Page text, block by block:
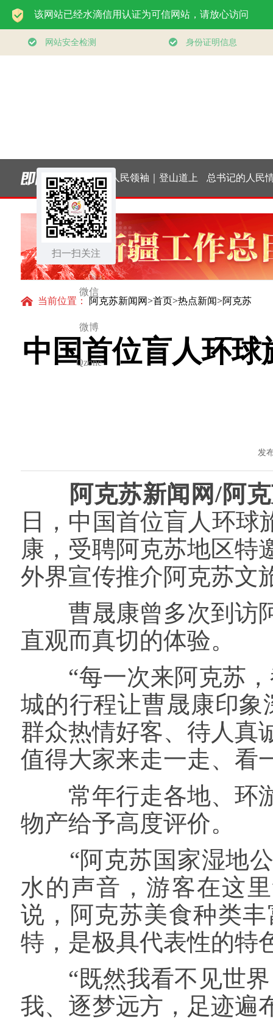
扫一扫关注
微信
微博
Qzone
学习新语｜乐享全民
健身 共筑健康中国
人民领袖｜登山道上
的办公会
总书记的人民情怀
｜“让内需成为经济
发展的主动力”
当前位置： 阿克苏新闻网>首页>热点新闻>阿克苏
中国首位盲人环
发
阿克苏新闻网/阿克
日，中国首位盲人环球
康，受聘阿克苏地区特
外界宣传推介阿克苏文
曹晟康曾多次到访阿
直观而真切的体验。
“每一次来阿克苏，
城的行程让曹晟康印象
群众热情好客、待人真
值得大家来走一走、看
常年行走各地、环游
物产给予高度评价。
“阿克苏国家湿地公
水的声音，游客在这
说，阿克苏美食种类
特，是极具代表性的特
“既然我看不见世界
我、逐梦远方，足迹遍